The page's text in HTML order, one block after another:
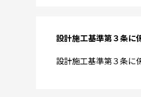
設計施工基準第３条に
設計施工基準第３条に